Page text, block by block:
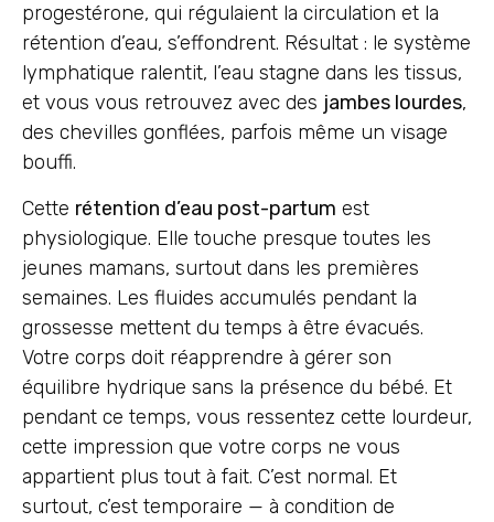
progestérone, qui régulaient la circulation et la
rétention d’eau, s’effondrent. Résultat : le système
lymphatique ralentit, l’eau stagne dans les tissus,
et vous vous retrouvez avec des jambes lourdes,
des chevilles gonflées, parfois même un visage
bouffi.
Cette rétention d’eau post-partum est
physiologique. Elle touche presque toutes les
jeunes mamans, surtout dans les premières
semaines. Les fluides accumulés pendant la
grossesse mettent du temps à être évacués.
Votre corps doit réapprendre à gérer son
équilibre hydrique sans la présence du bébé. Et
pendant ce temps, vous ressentez cette lourdeur,
cette impression que votre corps ne vous
appartient plus tout à fait. C’est normal. Et
surtout, c’est temporaire — à condition de